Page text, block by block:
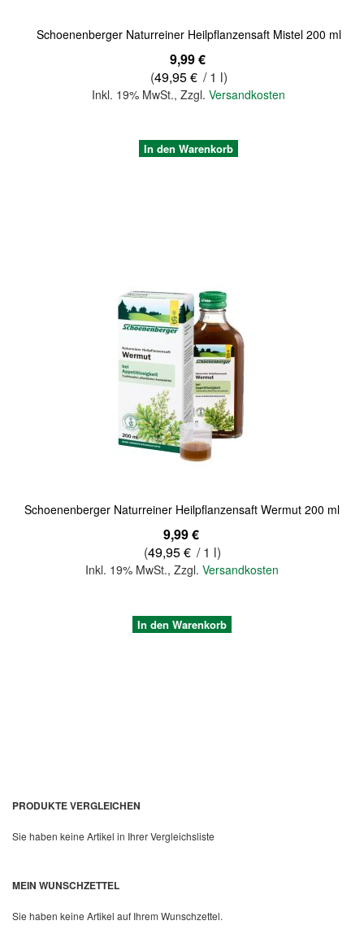
Schoenenberger Naturreiner Heilpflanzensaft Mistel 200 ml
9,99 €
(49,95 € / 1 l)
Inkl. 19% MwSt.,Zzgl.Versandkosten
In den Warenkorb
Schoenenberger Naturreiner Heilpflanzensaft Wermut 200 ml
9,99 €
(49,95 € / 1 l)
Inkl. 19% MwSt., Zzgl. Versandkosten
In den Warenkorb
PRODUKTE VERGLEICHEN
Sie haben keine Artikel in Ihrer Vergleichsliste
MEIN WUNSCHZETTEL
Sie haben keine Artikel auf Ihrem Wunschzettel.